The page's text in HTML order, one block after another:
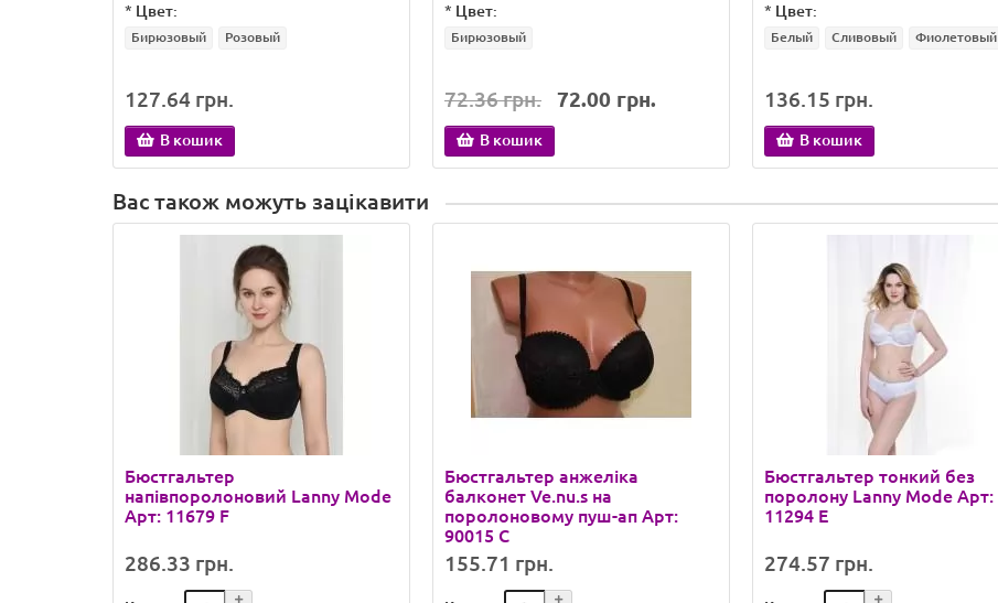
* Цвет:
Бирюзовый Розовый
127.64 грн.
В кошик
* Цвет:
Бирюзовый
72.36 грн. 72.00 грн.
В кошик
* Цвет:
Белый Сливовый Фиолетовый
136.15 грн.
В кошик
Вас також можуть зацікавити
Бюстгальтер
напівпоролоновий Lanny Mode
Арт: 11679 F
286.33 грн.
Бюстгальтер анжеліка
балконет Ve.nu.s на
поролоновому пуш-ап Арт:
90015 C
155.71 грн.
Бюстгальтер тонкий без
поролону Lanny Mode Арт:
11294 E
274.57 грн.